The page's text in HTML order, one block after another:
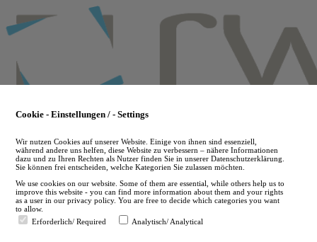
to
main
Cookie - Einstellungen / - Settings
Wir nutzen Cookies auf unserer Website. Einige von ihnen sind essenziell,
während andere uns helfen, diese Website zu verbessern – nähere Informationen
dazu und zu Ihren Rechten als Nutzer finden Sie in unserer Datenschutzerklärung.
Sie können frei entscheiden, welche Kategorien Sie zulassen möchten.
We use cookies on our website. Some of them are essential, while others help us to
improve this website - you can find more information about them and your rights
as a user in our privacy policy. You are free to decide which categories you want
to allow.
Erforderlich/ Required
Analytisch/ Analytical